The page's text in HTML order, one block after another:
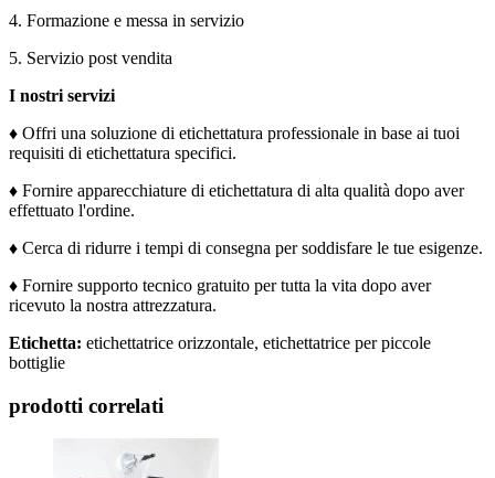
4. Formazione e messa in servizio
5. Servizio post vendita
I nostri servizi
♦ Offri una soluzione di etichettatura professionale in base ai tuoi
requisiti di etichettatura specifici.
♦ Fornire apparecchiature di etichettatura di alta qualità dopo aver
effettuato l'ordine.
♦ Cerca di ridurre i tempi di consegna per soddisfare le tue esigenze.
♦ Fornire supporto tecnico gratuito per tutta la vita dopo aver
ricevuto la nostra attrezzatura.
Etichetta: etichettatrice orizzontale, etichettatrice per piccole
bottiglie
prodotti correlati